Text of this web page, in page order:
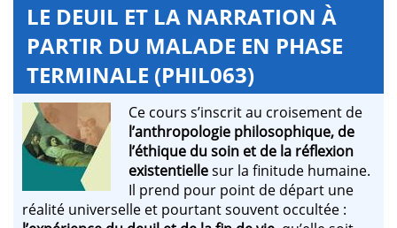
LE DEUIL ET LA NARRATION À
PARTIR DU MALADE EN PHASE
TERMINALE (PHIL063)
Ce cours s’inscrit au croisement de
l’anthropologie philosophique, de
l’éthique du soin et de la réflexion
existentiellesur la finitude humaine.
Il prend pour point de départ une
réalité universelle et pourtant souvent occultée :